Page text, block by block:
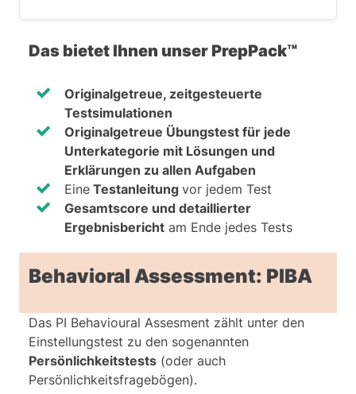
acht Rechtecken, die schwarz oder weiß
Rechtecke die Farben.
Im ersten Schritt (d. h. beim Übergang
von der 1. zur 2. Figur) wechseln die
Felder in der unteren Vierergruppe ihre
Farben.
Im zweiten Schritt wechseln die Felder in
der linken Vierergruppe ihre Farben.
Im dritten Schritt wechseln die Felder in
der oberen Vierergruppe ihre Farben.
innerhalb einer Vierergruppe. Die
Vierergruppe »wandert« im
Uhrzeigersinn, wie durch den grünen
Rahmen im Bild unten dargestellt.
Das bietet Ihnen unser PrepPack™
Originalgetreue, zeitgesteuerte
Testsimulationen
Originalgetreue Übungstest für jede
Unterkategorie mit Lösungen und
Erklärungen zu allen Aufgaben
Eine Testanleitung vor jedem Test
Gesamtscore und detaillierter
Ergebnisbericht am Ende jedes Tests
Behavioral Assessment: PIBA
Das PI Behavioural Assesment zählt unter den
Einstellungstest zu den sogenannten
Persönlichkeitstests (oder auch
Persönlichkeitsfragebögen).